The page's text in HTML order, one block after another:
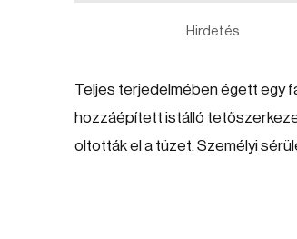
Hirdetés
Teljes terjedelmében égett egy
hozzáépített istálló
oltották el a tüzet. Személyi